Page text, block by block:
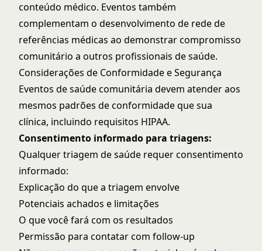
conteúdo médico. Eventos também
complementam o desenvolvimento de rede de
referências médicas ao demonstrar compromisso
comunitário a outros profissionais de saúde.
Considerações de Conformidade e Segurança
Eventos de saúde comunitária devem atender aos
mesmos padrões de conformidade que sua
clínica, incluindo requisitos HIPAA.
Consentimento informado para triagens:
Qualquer triagem de saúde requer consentimento
informado:
Explicação do que a triagem envolve
Potenciais achados e limitações
O que você fará com os resultados
Permissão para contatar com follow-up